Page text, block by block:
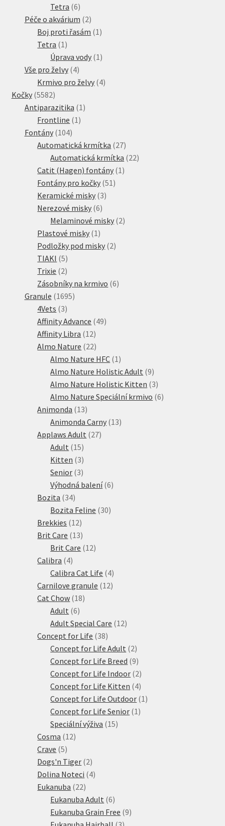
produkty
Tetra 66
produktů
Péče o akvárium 22
produkty
Boj proti řasám 1 1
Tetra 1 1
produkt
Úprava vody 1 1
Vše pro želvy 44
produkty
Krmivo pro želvy 44
Kočky 55825582
produktů
Antiparazitika 1 1
Frontline 1 1
Fontány 104104
produktů
Automatická krmítka 2727
produktů
Automatická krmítka 2222
Catit (Hagen) fontány 1 1
Fontány pro kočky 51 51
Keramické misky 33
Nerezové misky 66
produktů
Melaminové misky 22
Plastové misky 1 1
produkt
Podložky pod misky 22
TIAKI 55
produktů
Trixie 22
produkty
Zásobníky na krmivo 66
Granule 16951695
4Vets 33
produkty
Affinity Advance 4949
Affinity Libra 1212
produktů
Almo Nature 2222
produktů
Almo Nature HFC 1 1
produkt
Almo Nature Holistic Adult 99
produktů
Almo Nature Holistic Kitten 33
produkty
Almo Nature Speciální krmivo 66
Animonda 1313
produktů
Animonda Carny 1313
Applaws Adult 2727
Adult 1515
produktů
Kitten 33
produkty
Senior 33
produkty
Výhodná balení 66
Bozita 3434
produktů
Bozita Feline 3030
Brekkies 1212
produktů
Brit Care 1313
produktů
Brit Care 1212
Calibra 44
produkty
Calibra Cat Life 44
produkty
Carnilove granule 1212
Cat Chow 1818
Adult 66
produktů
Adult Special Care 1212
Concept for Life 3838
produktů
Concept for Life Adult 22
produkty
Concept for Life Breed 99
produktů
Concept for Life Indoor 22
produkty
Concept for Life Kitten 44
produkty
Concept for Life Outdoor 1 1
Concept for Life Senior 1 1
Speciální výživa 1515
Cosma 1212
Crave 55
produktů
Dogs'n Tiger 22
produkty
Dolina Noteci 44
Eukanuba 2222
produktů
Eukanuba Adult 66
produktů
Eukanuba Grain Free 99
3